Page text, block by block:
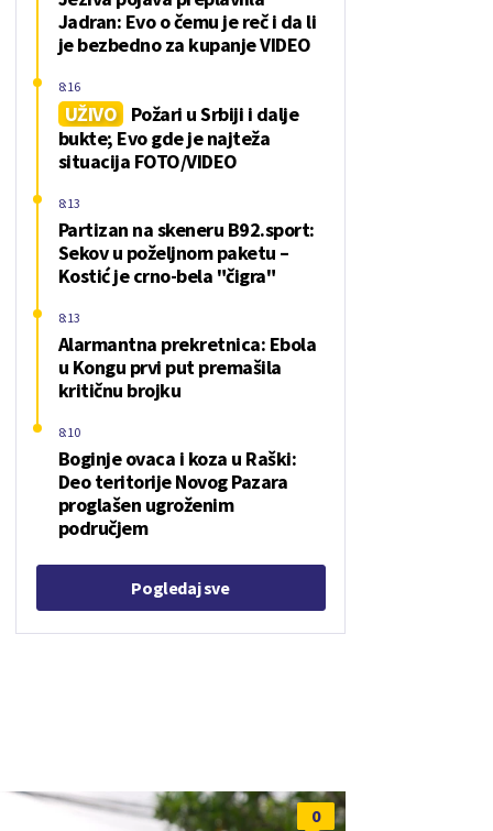
Jadran: Evo o čemu je reč i da li
je bezbedno za kupanje VIDEO
UŽIVO
Požari u Srbiji i dalje
bukte; Evo gde je najteža
situacija FOTO/VIDEO
8:16
Partizan na skeneru B92.sport:
Sekov u poželjnom paketu –
Kostić je crno-bela "čigra"
8:13
Alarmantna prekretnica: Ebola
u Kongu prvi put premašila
kritičnu brojku
8:13
Boginje ovaca i koza u Raški:
Deo teritorije Novog Pazara
proglašen ugroženim
područjem
8:10
Pogledaj sve
0